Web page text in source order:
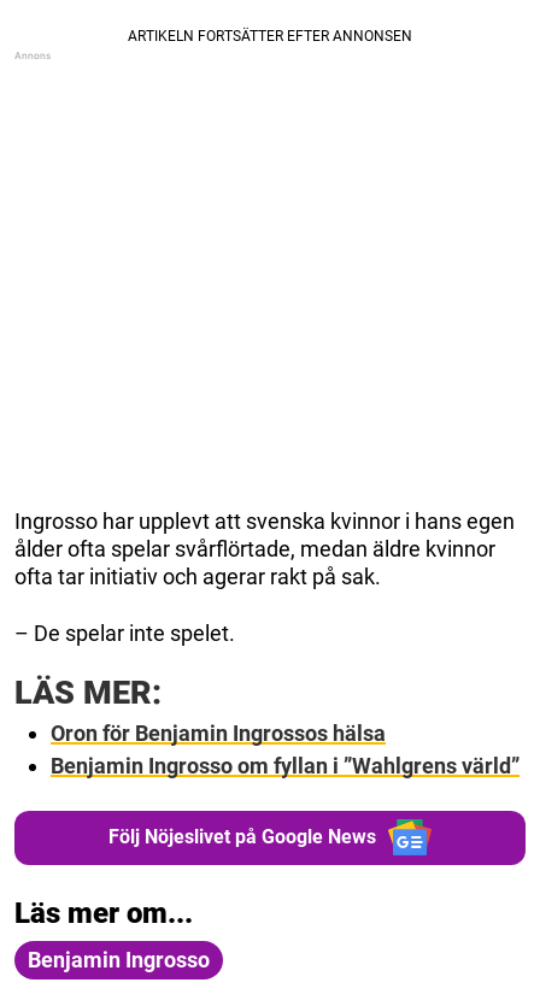
Ingrosso har upplevt att svenska kvinnor i hans egen
ålder ofta spelar svårflörtade, medan äldre kvinnor
ofta tar initiativ och agerar rakt på sak.
– De spelar inte spelet.
LÄS MER:
Oron för Benjamin Ingrossos hälsa
Benjamin Ingrosso om fyllan i ”Wahlgrens värld”
Följ Nöjeslivet på Google News
Läs mer om...
Benjamin Ingrosso